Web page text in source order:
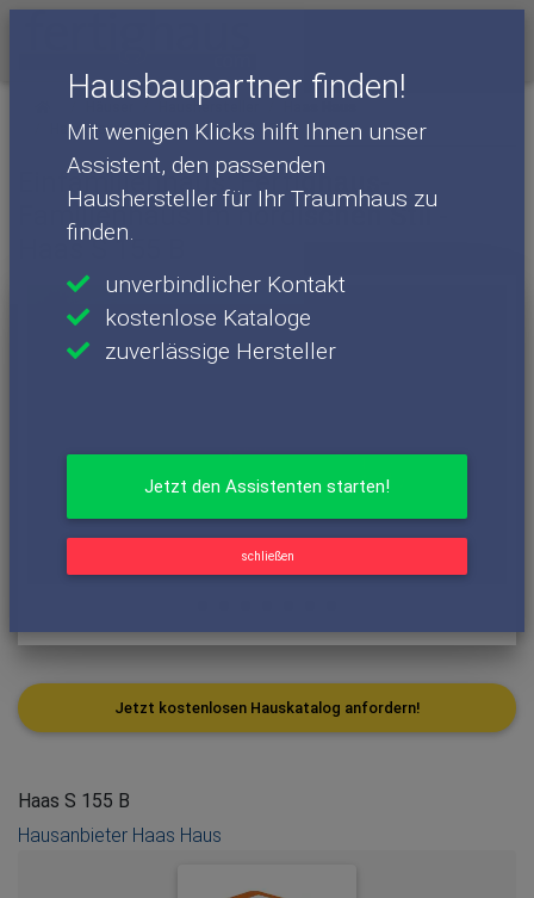
Hausbaupartner finden!
Mit wenigen Klicks hilft Ihnen unser
Assistent, den passenden
Haushersteller für Ihr Traumhaus zu
finden.
unverbindlicher Kontakt
kostenlose Kataloge
zuverlässige Hersteller
Jetzt den Assistenten starten!
schließen
Haushersteller
Haas Haus - Häuser
Haas S 155 B
Einfamilienhaus: Fertighaus-
Familienhaus im nordischen Stil -
Haas S 155 B
Haas S 155 B
Hausanbieter Haas Haus
Jetzt kostenlosen Hauskatalog anfordern!